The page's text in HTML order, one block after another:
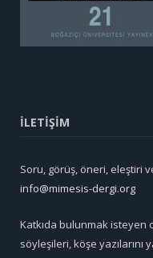
İLETİŞİM
Soru, görüş, öneri, eleştiri
info@mimesis-dergi.org
Katkıda bulunmak isteyen
söyleşileri, köşe yazılarını